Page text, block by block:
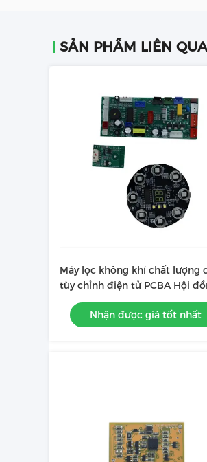
SẢN PHẨM LIÊN
Máy lọc không khí chất lượng
tùy chỉnh điện tử PCBA Hội
PCB
Nhận được giá tốt nhất